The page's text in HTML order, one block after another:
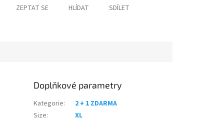
ZEPTAT SE HLÍDAT SDÍLET
Doplňkové parametry
Kategorie:
2 + 1 ZDARMA
Size:
XL